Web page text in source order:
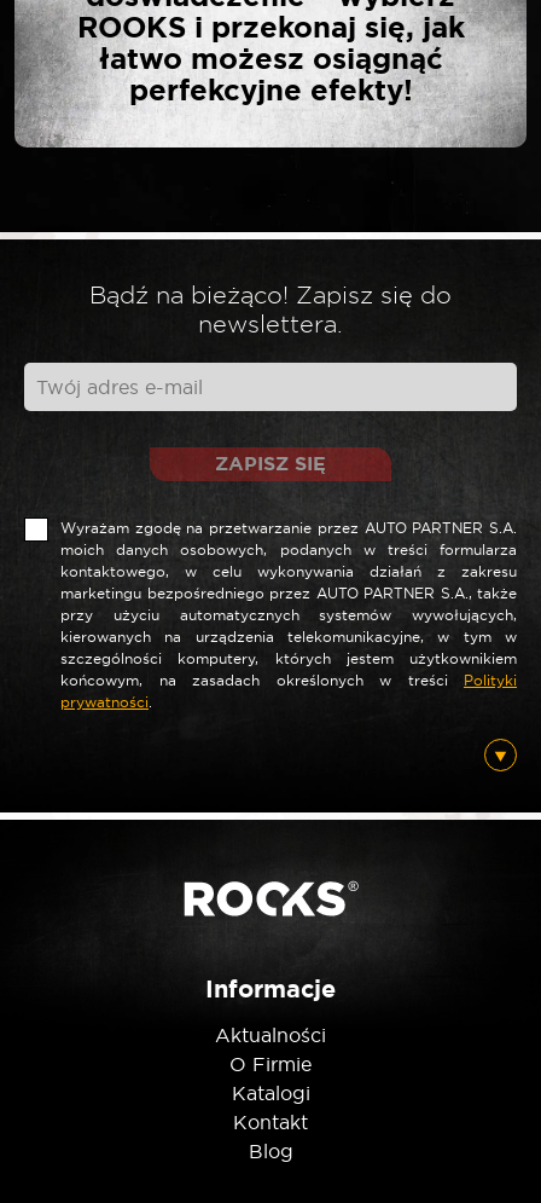
Twój adres email nie zostanie opublikowany.
Wymagane pola są oznaczone
*
Twoja opinia*
Nazwa *
E-mail*
ROOKS i przekonaj się, jak
łatwo możesz osiągnąć
perfekcyjne efekty!
Bądź na bieżąco! Zapisz się do
newslettera.
ZAPISZ SIĘ
Wyrażam zgodę na przetwarzanie przez AUTO PARTNER S.A.
moich danych osobowych, podanych w treści formularza
kontaktowego, w celu wykonywania działań z zakresu
marketingu bezpośredniego przez AUTO PARTNER S.A., także
przy użyciu automatycznych systemów wywołujących,
kierowanych na urządzenia telekomunikacyjne, w tym w
szczególności komputery, których jestem użytkownikiem
końcowym, na zasadach określonych w treści Polityki
prywatności
Informacje
Aktualności
O Firmie
Katalogi
Kontakt
Blog